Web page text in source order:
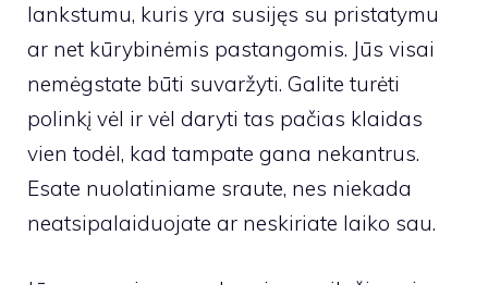
lankstumu, kuris yra susijęs su pristatymu
ar net kūrybinėmis pastangomis. Jūs visai
nemėgstate būti suvaržyti. Galite turėti
polinkį vėl ir vėl daryti tas pačias klaidas
vien todėl, kad tampate gana nekantrus.
Esate nuolatiniame sraute, nes niekada
neatsipalaiduojate ar neskiriate laiko sau.